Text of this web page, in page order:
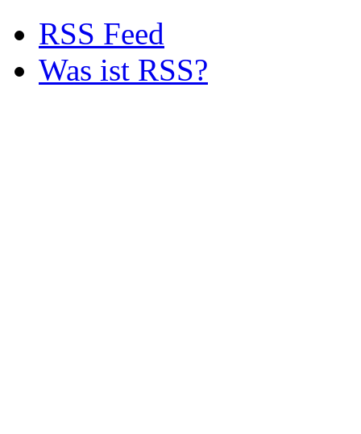
RSS Feed
Was ist RSS?